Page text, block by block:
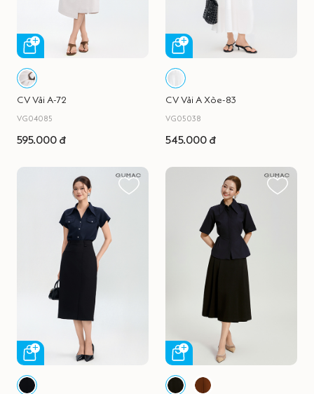
CV Vải A-72
VG04085
595.000 đ
CV Vải A Xòe-83
VG05038
545.000 đ